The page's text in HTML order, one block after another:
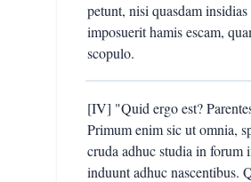
petunt, nisi quasdam
imposuerit hamis escam,
scopulo.
[IV] "Quid ergo est?
Primum enim sic ut omnia,
cruda adhuc studia in forum
induunt adhuc nascentibus.